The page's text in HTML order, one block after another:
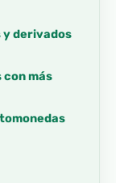
y derivados
más